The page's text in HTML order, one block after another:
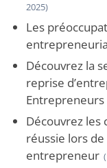
2025)
Les
Découvrez la
reprise
Entrepreneurs
Découvrez les
réussie lors
entrepreneur